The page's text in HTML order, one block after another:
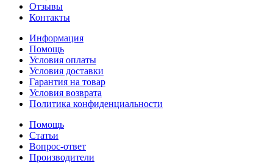
Отзывы
Контакты
Информация
Помощь
Условия оплаты
Условия доставки
Гарантия на товар
Условия возврата
Политика конфиденциальности
Помощь
Статьи
Вопрос-ответ
Производители